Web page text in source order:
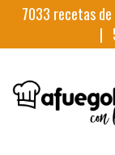
7033 recetas
|